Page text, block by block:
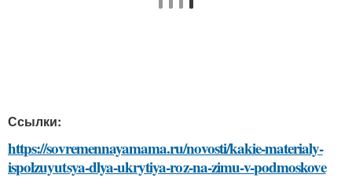
Ссылки:
https://sovremennayamama.ru/novosti/kakie-materialy-
ispolzuyutsya-dlya-ukrytiya-roz-na-zimu-v-podmoskove